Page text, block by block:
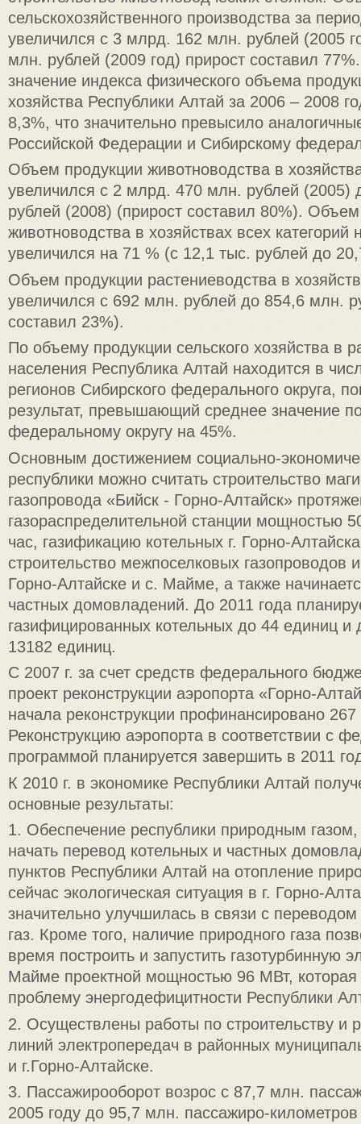
сельскохозяйственного производства за
увеличился с 3 млрд. 162 млн. рублей (2005
млн. рублей (2009 год) прирост составил
значение индекса физического объема
хозяйства Республики Алтай за 2006 – 2008
8,3%, что значительно превысило
Российской Федерации и Сибирскому
Объем продукции животноводства в
увеличился с 2 млрд. 470 млн. рублей
рублей (2008) (прирост составил 80%).
животноводства в хозяйствах всех
увеличился на 71 % (с 12,1 тыс. рублей до
Объем продукции растениеводства в
увеличился с 692 млн. рублей до 854,6 млн.
составил 23%).
По объему продукции сельского хозяйства в
населения Республика Алтай находится в
регионов Сибирского федерального округа,
результат, превышающий среднее значение
федеральному округу на 45%.
Основным достижением социально-
республики можно считать строительство
газопровода «Бийск - Горно-Алтайск»
газораспределительной станции мощностью
час, газификацию котельных г. Горно-
строительство межпоселковых газопроводов
Горно-Алтайске и с. Майме, а также
частных домовладений. До 2011 года
газифицированных котельных до 44 единиц
13182 единиц.
С 2007 г. за счет средств федерального
проект реконструкции аэропорта «Горно-
начала реконструкции профинансировано
Реконструкцию аэропорта в соответствии с
программой планируется завершить в 2011
К 2010 г. в экономике Республики Алтай
основные результаты:
1. Обеспечение республики природным
начать перевод котельных и частных
пунктов Республики Алтай на отопление
сейчас экологическая ситуация в г. Горно-
значительно улучшилась в связи с переводом
газ. Кроме того, наличие природного газа
время построить и запустить газотурбинную
Майме проектной мощностью 96 МВт, которая
проблему энергодефицитности Республики
2. Осуществлены работы по строительству и
линий электропередач в районных
и г.Горно-Алтайске.
3. Пассажирооборот возрос с 87,7 млн.
2005 году до 95,7 млн. пассажиро-километров